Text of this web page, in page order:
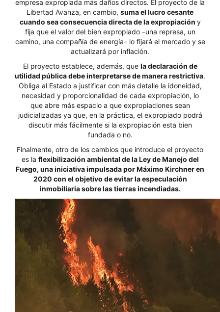
empresa expropiada más daños directos. El proyecto de la
Libertad Avanza, en cambio, suma el lucro cesante
cuando sea consecuencia directa de la expropiación y
fija que el valor del bien expropiado –una represa, un
camino, una compañía de energía– lo fijará el mercado y se
actualizará por inflación.
El proyecto establece, además, que la declaración de
utilidad pública debe interpretarse de manera restrictiva.
Obliga al Estado a justificar con más detalle la idoneidad,
necesidad y proporcionalidad de cada expropiación, lo
que abre más espacio a que expropiaciones sean
judicializadas ya que, en la práctica, el expropiado podrá
discutir más fácilmente si la expropiación esta bien
fundada o no.
Finalmente, otro de los cambios que introduce el proyecto
es la flexibilización ambiental de la Ley de Manejo del
Fuego, una iniciativa impulsada por Máximo Kirchner en
2020 con el objetivo de evitar la especulación
inmobiliaria sobre las tierras incendiadas.